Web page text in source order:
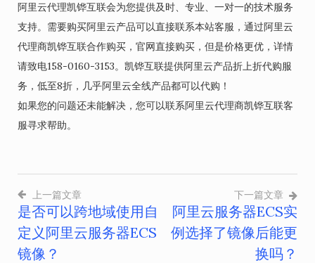
阿里云代理凯铧互联会为您提供及时、专业、一对一的技术服务
支持。需要购买阿里云产品可以直接联系本站客服，通过阿里云
代理商凯铧互联合作购买，官网直接购买，但是价格更优，详情
请致电158-0160-3153。凯铧互联提供阿里云产品折上折代购服
务，低至8折，几乎阿里云全线产品都可以代购！
如果您的问题还未能解决，您可以联系阿里云代理商凯铧互联客
服寻求帮助。
文
章
上一篇文章
是否可以跨地域使用自
定义阿里云服务器ECS
镜像？
下一篇文章
阿里云服务器ECS实
例选择了镜像后能更
换吗？